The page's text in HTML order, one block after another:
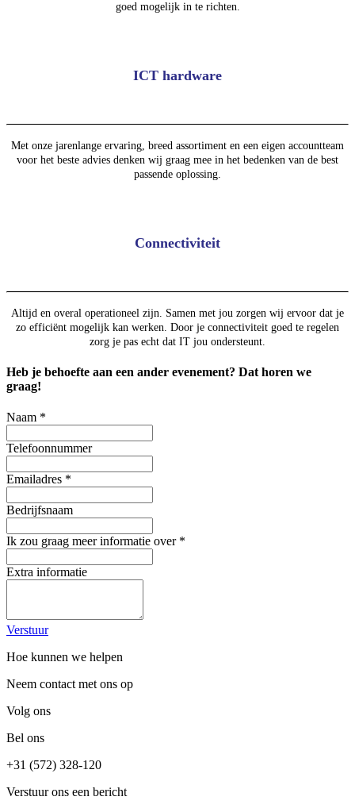
goed mogelijk in te richten.
ICT hardware
Met onze jarenlange ervaring, breed assortiment en een eigen accountteam
voor het beste advies denken wij graag mee in het bedenken van de best
passende oplossing.
Connectiviteit
Altijd en overal operationeel zijn. Samen met jou zorgen wij ervoor dat je
zo efficiënt mogelijk kan werken. Door je connectiviteit goed te regelen
zorg je pas echt dat IT jou ondersteunt.
Heb je behoefte aan een ander evenement? Dat horen we
graag!
Naam *
Telefoonnummer
Emailadres *
Bedrijfsnaam
Ik zou graag meer informatie over *
Extra informatie
Verstuur
Hoe kunnen we helpen
Neem contact met ons op
Volg ons
Bel ons
+31 (572) 328-120
Verstuur ons een bericht